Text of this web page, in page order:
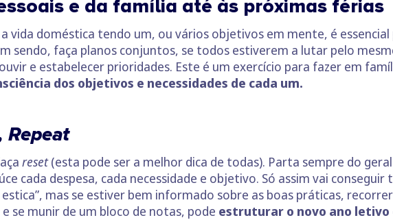
e da família até às próximas férias
vida doméstica tendo um, ou vários objetivos em mente, é
sendo, faça planos conjuntos, se todos estiverem a lutar pelo
e estabelecer prioridades. Este é um exercício para fazer em
dos objetivos e necessidades de cada um.
Repeat
reset(esta pode ser a melhor dica de todas). Parta sempre do
cada despesa, cada necessidade e objetivo. Só assim vai
estica”, mas se estiver bem informado sobre as boas práticas,
se munir de um bloco de notas, pode estruturar o novo ano